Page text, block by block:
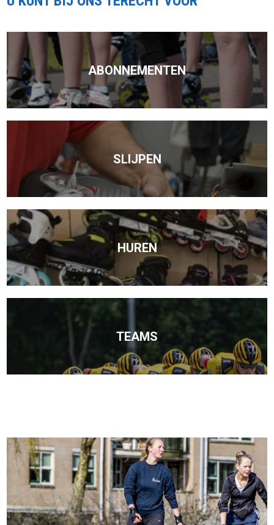
ABONNEMENTEN
SLIJPEN
HUREN
TEAMS